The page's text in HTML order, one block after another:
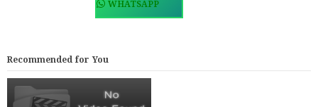
WHATSAPP
Recommended for You